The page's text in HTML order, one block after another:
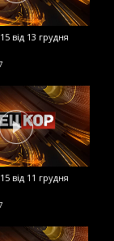
від 13 грудня
від 11 грудня